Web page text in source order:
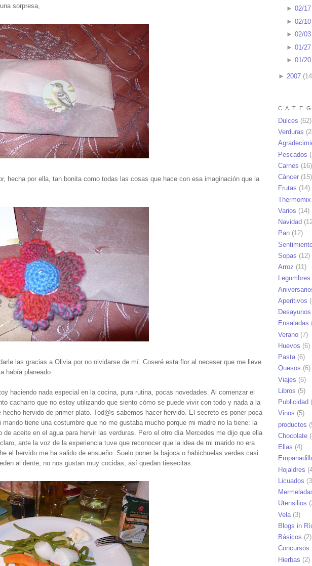
sorpresa,
hecha por ella, tan bonita como todas las cosas que hace con esa imaginación que la
las gracias a Olivia por no olvidarse de mí. Coseré esta flor al neceser que me lleve
había planeado.
haciendo nada especial en la cocina, pura rutina, pocas novedades. Al comenzar el
cacharro que no estoy utilizando que siento cómo se puede vivir con todo y nada a la
hervido de primer plato. Tod@s sabemos hacer hervido. El secreto es poner poca
tiene una costumbre que no me gustaba mucho porque mi madre no la tiene: la
de aceite en el agua para hervir las verduras. Pero el otro día Mercedes me dijo que ella
ante la voz de la experiencia tuve que reconocer que la idea de mi marido no era
el hervido me ha salido de ensueño. Suelo poner la bajoca o habichuelas verdes casi
al dente, no nos gustan muy cocidas, así quedan tiesecitas.
► 02/17
► 02/10
► 02/03
► 01/27
► 01/20
► 2007 (14
C A T E
Dulces (62)
Verduras
Pescados
Carnes (16)
Cáncer (15)
Frutas (14)
Thermomix
Varios (14)
Navidad
Pan (12)
Sopas (12)
Arroz (11)
Legumbres
Aperitivos
Desayunos
Ensaladas
Verano (7)
Huevos (6)
Pasta(6)
Quesos (6)
Viajes (6)
Libros (5)
Publicidad
Vinos (5)
productos
Chocolate
Ellas (4)
Hojaldres
Licuados
Utensilios
Vela (3)
Blogs in
Básicos (2)
Concursos
Hierbas (2)